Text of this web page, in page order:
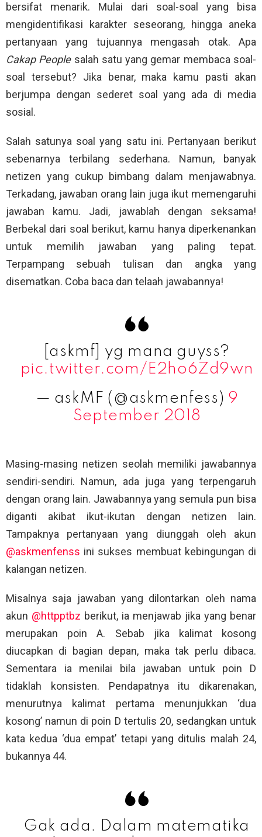
bersifat menarik. Mulai dari soal-soal yang bisa
mengidentifikasi karakter seseorang, hingga aneka
pertanyaan yang tujuannya mengasah otak. Apa
Cakap People salah satu yang gemar membaca soal-
soal tersebut? Jika benar, maka kamu pasti akan
berjumpa dengan sederet soal yang ada di media
sosial.
Salah satunya soal yang satu ini. Pertanyaan berikut
sebenarnya terbilang sederhana. Namun, banyak
netizen yang cukup bimbang dalam menjawabnya.
Terkadang, jawaban orang lain juga ikut memengaruhi
jawaban kamu. Jadi, jawablah dengan seksama!
Berbekal dari soal berikut, kamu hanya diperkenankan
untuk memilih jawaban yang paling tepat.
Terpampang sebuah tulisan dan angka yang
disematkan. Coba baca dan telaah jawabannya!
[askmf] yg mana guyss?
pic.twitter.com/E2ho6Zd9wn
— askMF (@askmenfess) 9
September 2018
Masing-masing netizen seolah memiliki jawabannya
sendiri-sendiri. Namun, ada juga yang terpengaruh
dengan orang lain. Jawabannya yang semula pun bisa
diganti akibat ikut-ikutan dengan netizen lain.
Tampaknya pertanyaan yang diunggah oleh akun
@askmenfenss ini sukses membuat kebingungan di
kalangan netizen.
Misalnya saja jawaban yang dilontarkan oleh nama
akun @httpptbz berikut, ia menjawab jika yang benar
merupakan poin A. Sebab jika kalimat kosong
diucapkan di bagian depan, maka tak perlu dibaca.
Sementara ia menilai bila jawaban untuk poin D
tidaklah konsisten. Pendapatnya itu dikarenakan,
menurutnya kalimat pertama menunjukkan ‘dua
kosong’ namun di poin D tertulis 20, sedangkan untuk
kata kedua ‘dua empat’ tetapi yang ditulis malah 24,
bukannya 44.
Gak ada. Dalam matematika